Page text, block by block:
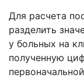
Для расчета
разделить
у больных на
полученную